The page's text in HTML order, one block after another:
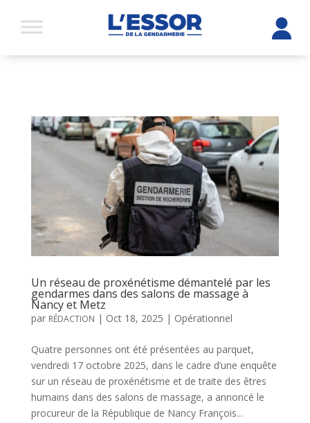
Un réseau de proxénétisme démantelé par les
gendarmes dans des salons de massage à
Nancy et Metz
par RÉDACTION | Oct 18, 2025 | Opérationnel
Quatre personnes ont été présentées au parquet,
vendredi 17 octobre 2025, dans le cadre d’une enquête
sur un réseau de proxénétisme et de traite des êtres
humains dans des salons de massage, a annoncé le
procureur de la République de Nancy François...